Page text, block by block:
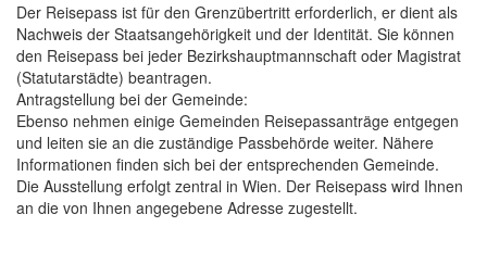
Der Reisepass ist für den Grenzübertritt erforderlich, er dient als
Nachweis der Staatsangehörigkeit und der Identität. Sie können
den Reisepass bei jeder Bezirkshauptmannschaft oder Magistrat
(Statutarstädte) beantragen.
Antragstellung bei der Gemeinde:
Ebenso nehmen einige Gemeinden Reisepassanträge entgegen
und leiten sie an die zuständige Passbehörde weiter. Nähere
Informationen finden sich bei der entsprechenden Gemeinde.
Die Ausstellung erfolgt zentral in Wien. Der Reisepass wird Ihnen
an die von Ihnen angegebene Adresse zugestellt.